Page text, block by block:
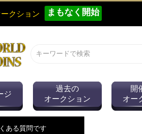
クション まもなく開始
ジ
過去の
オークション
開
オー
ある質問です